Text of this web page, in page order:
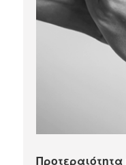
Προτεραιότητα